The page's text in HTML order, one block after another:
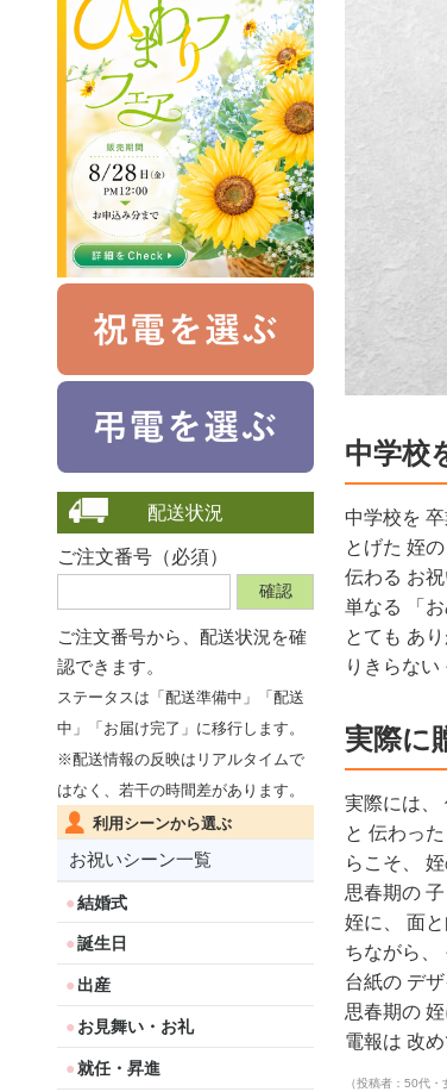
配送状況
ご注文番号（必須）
ご注文番号から、 配送状況を確
認できます。
ステータスは「配送準備中」「配送
中」「お届け完了」に移行します。
※配送情報の反映はリアルタイムで
はなく、若干の時間差があります。
利用シーンから選ぶ
お祝いシーン一覧
結婚式
誕生日
出産
お見舞い・お礼
就任・昇進
中学校
中学校を
とげた 姪
伝わる お祝
単なる 「
とても あ
りきらない
実際に
実際には、
と 伝わっ
らこそ、
思春期の
姪に、 面
ちながら、
台紙の デ
思春期の
電報は 改
（投稿者：50代